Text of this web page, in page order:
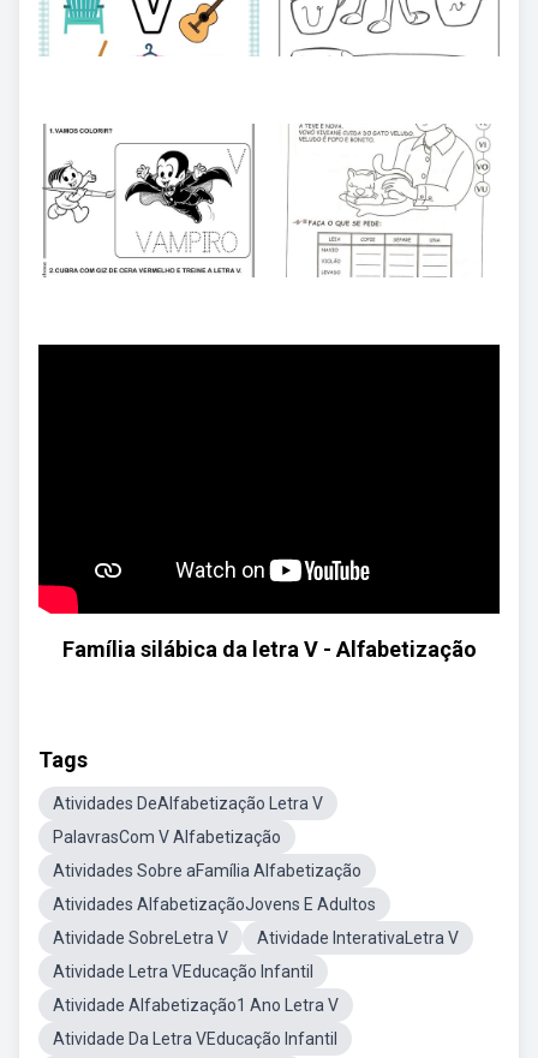
Família silábica da letra V - Alfabetização
Tags
Atividades DeAlfabetização Letra V
PalavrasCom V Alfabetização
Atividades Sobre aFamília Alfabetização
Atividades AlfabetizaçãoJovens E Adultos
Atividade SobreLetra V
Atividade InterativaLetra V
Atividade Letra VEducação Infantil
Atividade Alfabetização1 Ano Letra V
Atividade Da Letra VEducação Infantil